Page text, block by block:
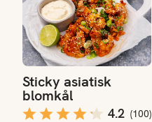
Sticky asiatisk
blomkål
4.2 (100)